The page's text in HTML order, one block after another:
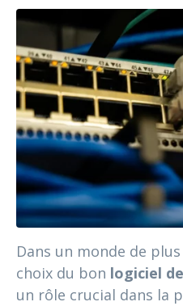
Dans un monde de
choix du bon logiciel
un rôle crucial dans la